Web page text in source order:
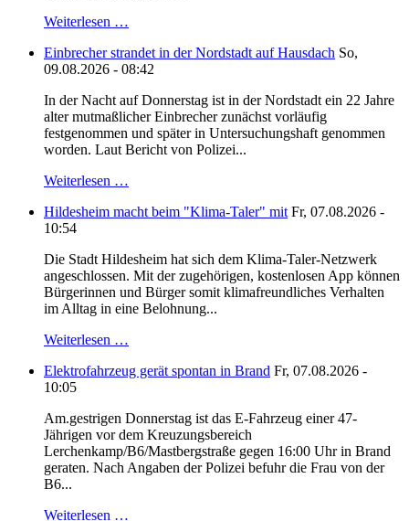
Weiterlesen …
Einbrecher strandet in der Nordstadt auf Hausdach So,
09.08.2026 - 08:42
In der Nacht auf Donnerstag ist in der Nordstadt ein 22 Jahre
alter mutmaßlicher Einbrecher zunächst vorläufig
festgenommen und später in Untersuchungshaft genommen
worden. Laut Bericht von Polizei...
Weiterlesen …
Hildesheim macht beim "Klima-Taler" mit Fr, 07.08.2026 -
10:54
Die Stadt Hildesheim hat sich dem Klima-Taler-Netzwerk
angeschlossen. Mit der zugehörigen, kostenlosen App können
Bürgerinnen und Bürger somit klimafreundliches Verhalten
im Alltag in eine Belohnung...
Weiterlesen …
Elektrofahrzeug gerät spontan in Brand Fr, 07.08.2026 -
10:05
Am.gestrigen Donnerstag ist das E-Fahrzeug einer 47-
Jährigen vor dem Kreuzungsbereich
Lerchenkamp/B6/Mastbergstraße gegen 16:00 Uhr in Brand
geraten. Nach Angaben der Polizei befuhr die Frau von der
B6...
Weiterlesen …